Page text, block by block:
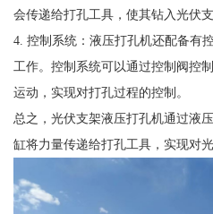
会传递给打孔工具，使其钻入光伏
4. 控制系统：液压打孔机还配备有
工作。控制系统可以通过控制阀控
运动，实现对打孔过程的控制。
总之，光伏支架液压打孔机通过液
缸将力量传递给打孔工具，实现对